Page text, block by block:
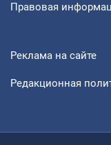
Правовая
Реклама на сайте
Редакционная